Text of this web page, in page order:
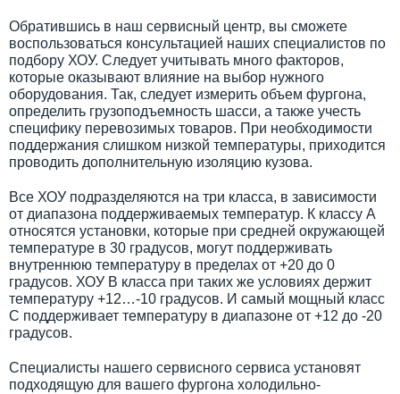
Обратившись в наш сервисный центр, вы сможете
воспользоваться консультацией наших специалистов по
подбору ХОУ. Следует учитывать много факторов,
которые оказывают влияние на выбор нужного
оборудования. Так, следует измерить объем фургона,
определить грузоподъемность шасси, а также учесть
специфику перевозимых товаров. При необходимости
поддержания слишком низкой температуры, приходится
проводить дополнительную изоляцию кузова.
Все ХОУ подразделяются на три класса, в зависимости
от диапазона поддерживаемых температур. К классу А
относятся установки, которые при средней окружающей
температуре в 30 градусов, могут поддерживать
внутреннюю температуру в пределах от +20 до 0
градусов. ХОУ В класса при таких же условиях держит
температуру +12…-10 градусов. И самый мощный класс
С поддерживает температуру в диапазоне от +12 до -20
градусов.
Специалисты нашего сервисного сервиса установят
подходящую для вашего фургона холодильно-